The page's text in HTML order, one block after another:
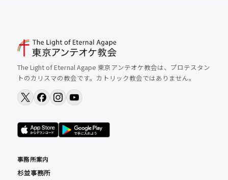
The Light of Eternal Agape 東京アンテオケ教会は、プロテスタン
トのカリスマの教会です。カトリック教会ではありません。
事務所案内
杉並事務所